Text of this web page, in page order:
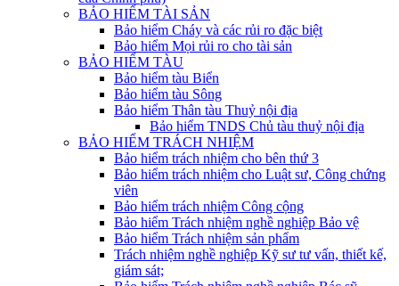
BẢO HIỂM TÀI SẢN
Bảo hiểm Cháy và các rủi ro đặc biệt
Bảo hiểm Mọi rủi ro cho tài sản
BẢO HIỂM TÀU
Bảo hiểm tàu Biển
Bảo hiểm tàu Sông
Bảo hiểm Thân tàu Thuỷ nội địa
Bảo hiểm TNDS Chủ tàu thuỷ nội địa
BẢO HIỂM TRÁCH NHIỆM
Bảo hiểm trách nhiệm cho bên thứ 3
Bảo hiểm trách nhiệm cho Luật sư, Công chứng
viên
Bảo hiểm trách nhiệm Công cộng
Bảo hiểm Trách nhiệm nghề nghiệp Bảo vệ
Bảo hiểm Trách nhiệm sản phẩm
Trách nhiệm nghề nghiệp Kỹ sư tư vấn, thiết kế,
giám sát;